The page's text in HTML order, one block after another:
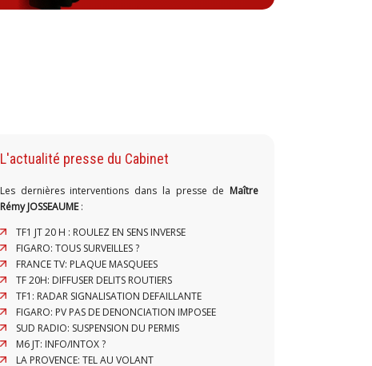
L'actualité presse du Cabinet
Les dernières interventions dans la presse de Maître
Rémy JOSSEAUME:
TF1 JT 20 H : ROULEZ EN SENS INVERSE
FIGARO: TOUS SURVEILLES ?
FRANCE TV: PLAQUE MASQUEES
TF 20H: DIFFUSER DELITS ROUTIERS
TF1: RADAR SIGNALISATION DEFAILLANTE
FIGARO: PV PAS DE DENONCIATION IMPOSEE
SUD RADIO: SUSPENSION DU PERMIS
M6 JT: INFO/INTOX ?
LA PROVENCE: TEL AU VOLANT